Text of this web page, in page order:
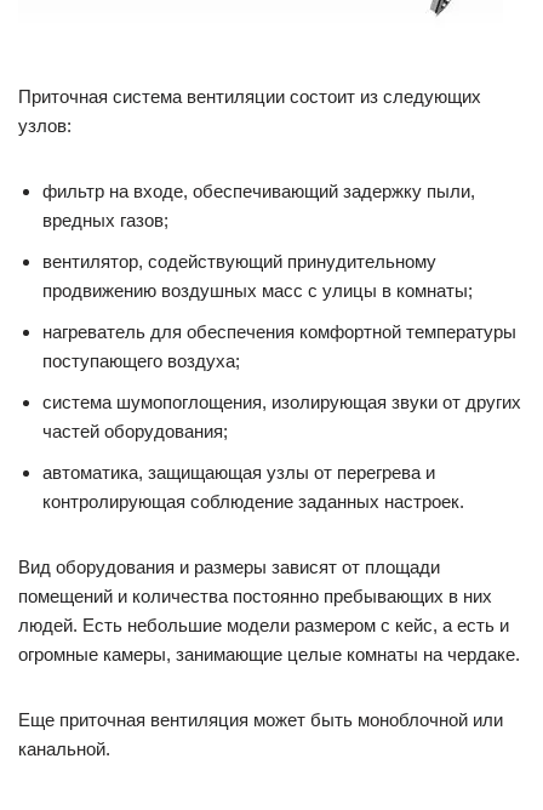
Приточная система вентиляции состоит из следующих
узлов:
фильтр на входе, обеспечивающий задержку пыли,
вредных газов;
вентилятор, содействующий принудительному
продвижению воздушных масс с улицы в комнаты;
нагреватель для обеспечения комфортной температуры
поступающего воздуха;
система шумопоглощения, изолирующая звуки от других
частей оборудования;
автоматика, защищающая узлы от перегрева и
контролирующая соблюдение заданных настроек.
Вид оборудования и размеры зависят от площади
помещений и количества постоянно пребывающих в них
людей. Есть небольшие модели размером с кейс, а есть и
огромные камеры, занимающие целые комнаты на чердаке.
Еще приточная вентиляция может быть моноблочной или
канальной.